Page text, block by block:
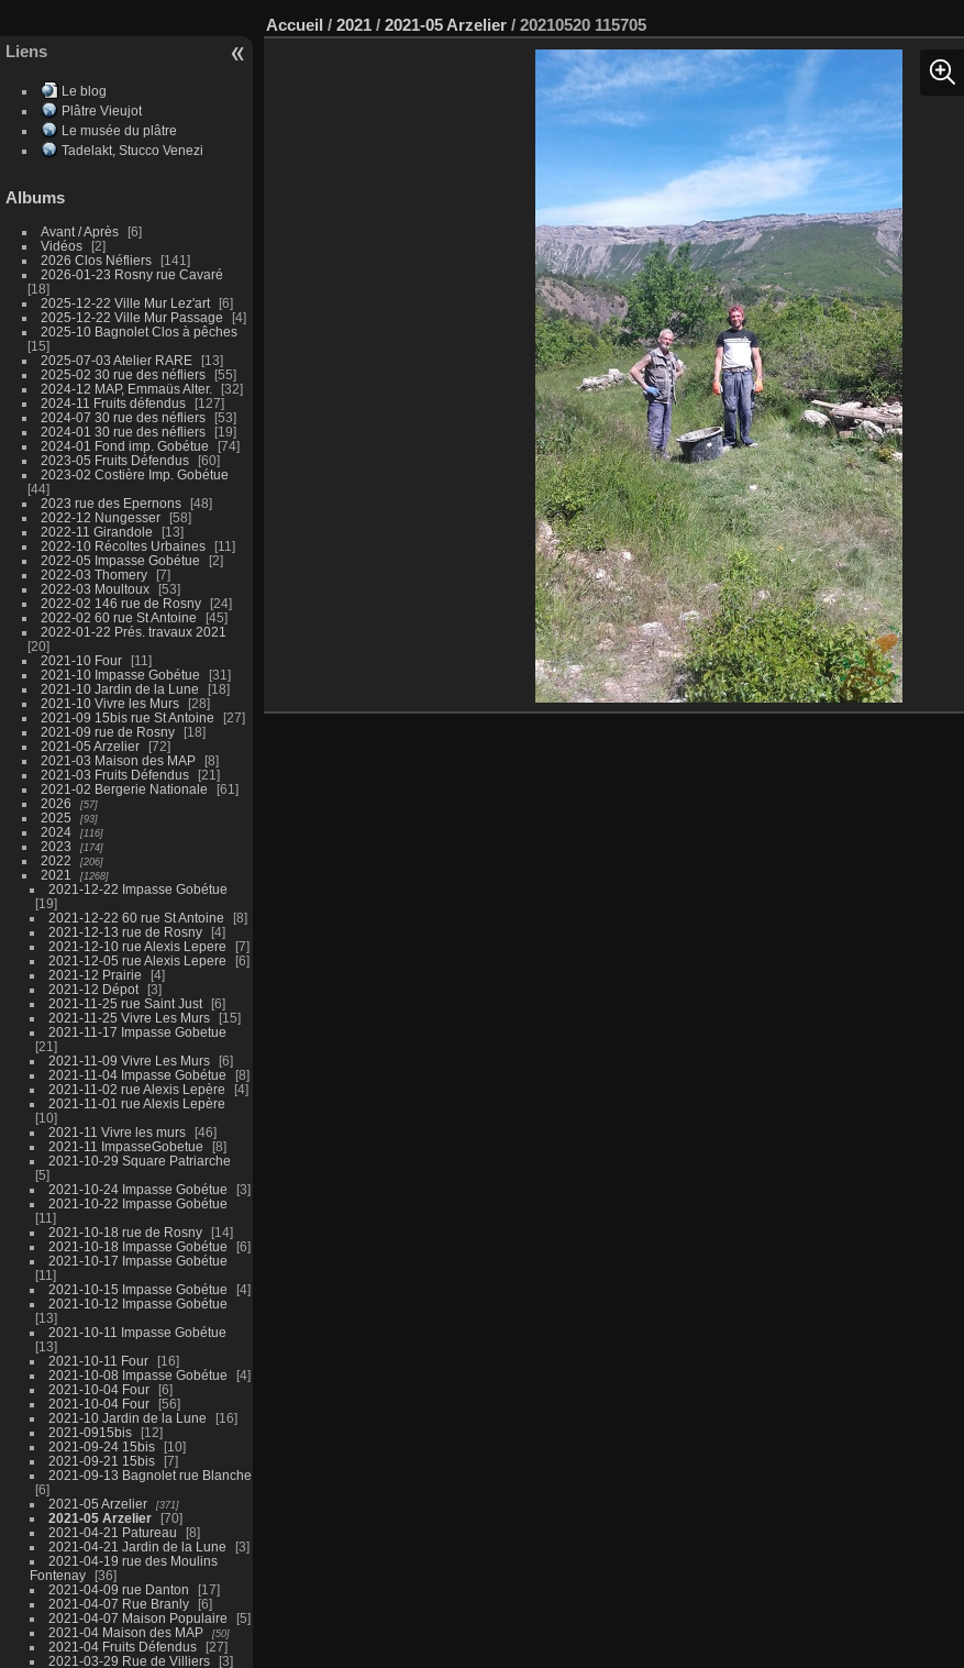
Liens
Le blog
Plâtre Vieujot
Le musée du plâtre
Tadelakt, Stucco Venezi
Albums
Avant / Après
6
Vidéos
2
2026 Clos Néfliers
141
2026-01-23 Rosny rue Cavaré
18
2025-12-22 Ville Mur Lez'art
6
2025-12-22 Ville Mur Passage
4
2025-10 Bagnolet Clos à pêches
15
2025-07-03 Atelier RARE
13
2025-02 30 rue des néfliers
55
2024-12 MAP, Emmaüs Alter.
32
2024-11 Fruits défendus
127
2024-07 30 rue des néfliers
53
2024-01 30 rue des néfliers
19
2024-01 Fond imp. Gobétue
74
2023-05 Fruits Défendus
60
2023-02 Costière Imp. Gobétue
44
2023 rue des Epernons
48
2022-12 Nungesser
58
2022-11 Girandole
13
2022-10 Récoltes Urbaines
11
2022-05 Impasse Gobétue
2
2022-03 Thomery
7
2022-03 Moultoux
53
2022-02 146 rue de Rosny
24
2022-02 60 rue St Antoine
45
2022-01-22 Prés. travaux 2021
20
2021-10 Four
11
2021-10 Impasse Gobétue
31
2021-10 Jardin de la Lune
18
2021-10 Vivre les Murs
28
2021-09 15bis rue St Antoine
27
2021-09 rue de Rosny
18
2021-05 Arzelier
72
2021-03 Maison des MAP
8
2021-03 Fruits Défendus
21
2021-02 Bergerie Nationale
61
2026
57
2025 93
2024 116
2023 174
2022 206
2021 1268
2021-12-22 Impasse Gobétue
19
2021-12-22 60 rue St Antoine
8
2021-12-13 rue de Rosny
4
2021-12-10 rue Alexis Lepere
7
2021-12-05 rue Alexis Lepere
6
2021-12 Prairie
4
2021-12 Dépot
3
2021-11-25 rue Saint Just
6
2021-11-25 Vivre Les Murs
15
2021-11-17 Impasse Gobetue
21
2021-11-09 Vivre Les Murs
6
2021-11-04 Impasse Gobétue
8
2021-11-02 rue Alexis Lepère
4
2021-11-01 rue Alexis Lepère
10
2021-11 Vivre les murs
46
2021-11 ImpasseGobetue
8
2021-10-29 Square Patriarche
5
2021-10-24 Impasse Gobétue
3
2021-10-22 Impasse Gobétue
11
2021-10-18 rue de Rosny
14
2021-10-18 Impasse Gobétue
6
2021-10-17 Impasse Gobétue
11
2021-10-15 Impasse Gobétue
4
2021-10-12 Impasse Gobétue
13
2021-10-11 Impasse Gobétue
13
2021-10-11 Four
16
2021-10-08 Impasse Gobétue
4
2021-10-04 Four
6
2021-10-04 Four
56
2021-10 Jardin de la Lune
16
2021-0915bis
12
2021-09-24 15bis
10
2021-09-21 15bis
7
2021-09-13 Bagnolet rue Blanche
6
2021-05 Arzelier
371
2021-05 Arzelier
70
2021-04-21 Patureau
8
2021-04-21 Jardin de la Lune
3
2021-04-19 rue des Moulins
Fontenay
36
2021-04-09 rue Danton
17
2021-04-07 Rue Branly
6
2021-04-07 Maison Populaire
5
2021-04 Maison des MAP
50
2021-04 Fruits Défendus
27
2021-03-29 Rue de Villiers
3
Accueil / 2021 / 2021-05 Arzelier / 20210520 115705